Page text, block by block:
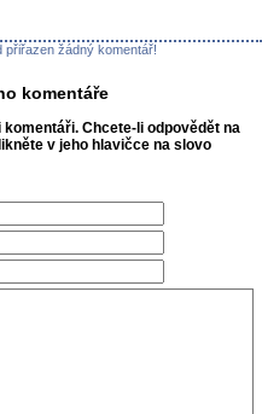
přiřazen žádný komentář!
komentáře
Chcete-li odpovědět na
v jeho hlavičce na slovo